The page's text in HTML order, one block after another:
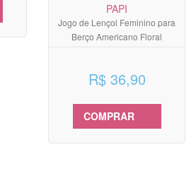
PAPI
Jogo de Lençol Feminino para
Berço Americano Floral
R$ 36,90
COMPRAR